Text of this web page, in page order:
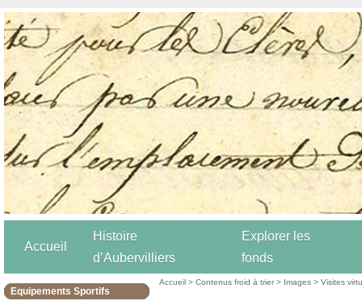
Accueil
Histoire
d’Aubervilliers
Explorer les
fonds
Equipements Sportifs
Accueil >Contenus froid à trier > Images >Visites